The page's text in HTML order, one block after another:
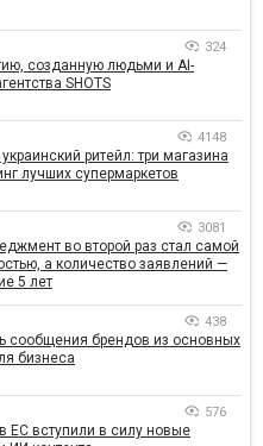
324
созданную людьми и AI-
SHOTS
4148
ритейл: три магазина
лучших супермаркетов
3081
во второй раз стал самой
а количество заявлений —
5 лет
438
сообщения брендов из основных
бизнеса
576
ЕС вступили в силу новые